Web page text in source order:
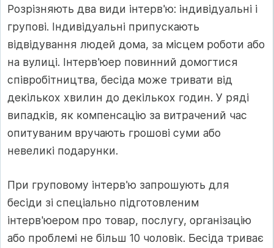
Розрізняють два види інтерв'ю: індивідуальні і
групові. Індивідуальні припускають
відвідування людей дома, за місцем роботи або
на вулиці. Інтерв'юер повинний домогтися
співробітництва, бесіда може тривати від
декількох хвилин до декількох годин. У ряді
випадків, як компенсацію за витрачений час
опитуваним вручають грошові суми або
невеликі подарунки.
При груповому інтерв'ю запрошують для
бесіди зі спеціально підготовленим
інтерв'юером про товар, послугу, організацію
або проблемі не більш 10 чоловік. Бесіда триває